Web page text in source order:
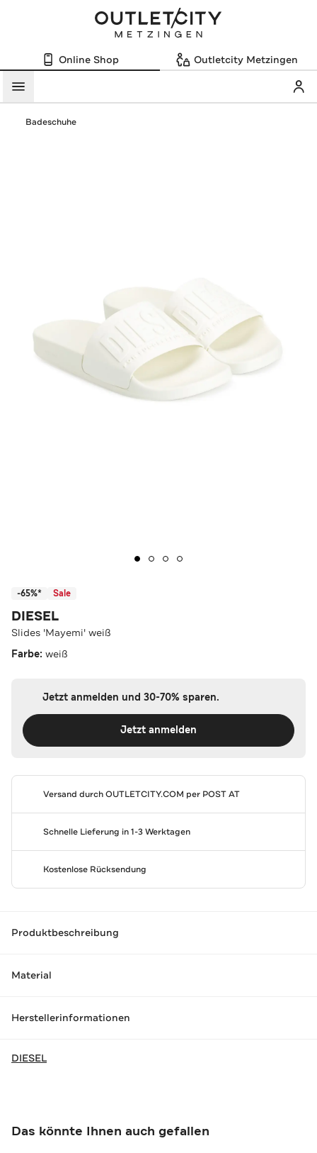
Online Shop Outletcity Metzingen
Menü
Badeschuhe
-65%* Sale
DIESEL
Slides 'Mayemi' weiß
Farbe: weiß
Jetzt anmelden und 30-70% sparen.
Jetzt anmelden
Versand durchOUTLETCITY.COM per POST AT
Schnelle Lieferung in 1-3 Werktagen
Kostenlose Rücksendung
Produktbeschreibung
Material
Herstellerinformationen
DIESEL
Das könnte Ihnen auch gefallen